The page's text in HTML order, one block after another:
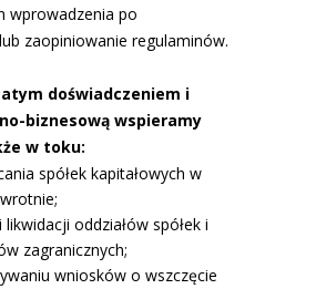
wprowadzenia po
zaopiniowanie regulaminów.
doświadczeniem i
biznesową wspieramy
w toku:
spółek kapitałowych w
oddziałów spółek i
zagranicznych;
wniosków o wszczęcie